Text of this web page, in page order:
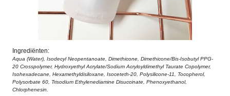
Ingrediënten:
Aqua (Water), Isodecyl Neopentanoate, Dimethicone, Dimethicone/Bis-Isobutyl PPG-
20 Crosspolymer, Hydroxyethyl Acrylate/Sodium Acryloyldimethyl Taurate Copolymer,
Isohexadecane, Hexamethyldisiloxane, Isoceteth-20, Polysilicone-11, Tocopherol,
Polysorbate 60, Trisodium Ethylenediamine Disuccinate, Phenoxyethanol,
Chlorphenesin.